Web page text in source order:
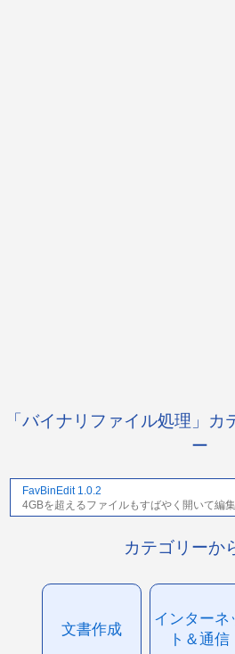
「バイナリファイル処理」カ
ー
FavBinEdit 1.0.2
4GBを超えるファイルもすばやく開いて編
カテゴリーか
文書作成
インターネ
ト＆通信